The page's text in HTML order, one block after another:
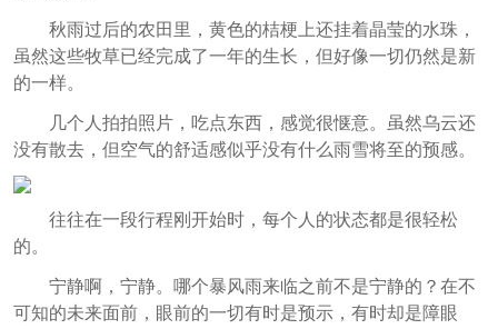
秋雨过后的农田里，黄色的桔梗上还挂着晶莹的水珠，
虽然这些牧草已经完成了一年的生长，但好像一切仍然是新
的一样。
几个人拍拍照片，吃点东西，感觉很惬意。虽然乌云还
没有散去，但空气的舒适感似乎没有什么雨雪将至的预感。
往往在一段行程刚开始时，每个人的状态都是很轻松
的。
宁静啊，宁静。哪个暴风雨来临之前不是宁静的？在不
可知的未来面前，眼前的一切有时是预示，有时却是障眼